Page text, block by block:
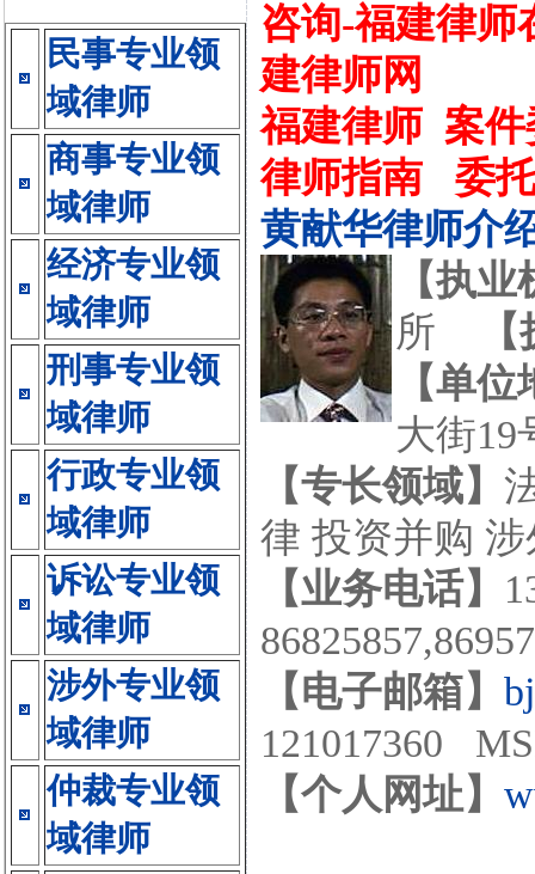
民事专业领
域律师
商事专业领
域律师
经济专业领
域律师
刑事专业领
域律师
行政专业领
域律师
诉讼专业领
域律师
涉外专业领
域律师
仲裁专业领
域律师
咨询-福建律师
建律师网
福建律师 案
律师指南
委
黄献华律师介
【执
所
【单
大街19
【专长领域】
律 投资并购
【业务电话】
【电子邮箱】
121017360
【个人网址】